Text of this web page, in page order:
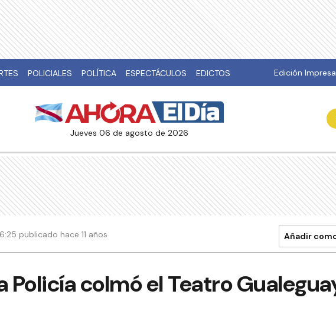
POLICIALES POLÍTICA ESPECTÁCULOS EDICTOS Edición Impresa
jueves 06 de agosto de 2026
publicado hace 11 años Añadir
Policía colmó el Teatro